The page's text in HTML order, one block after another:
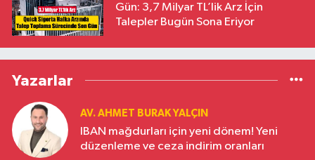
Gün: 3,7 Milyar TL’lik Arz İçin
Talepler Bugün Sona Eriyor
Yazarlar
AV. AHMET BURAK YALÇIN
IBAN mağdurları için yeni dönem! Yeni
düzenleme ve ceza indirim oranları